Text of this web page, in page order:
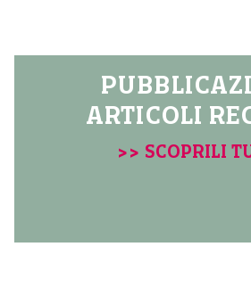
ARTICOLI
>> SCOPRILI